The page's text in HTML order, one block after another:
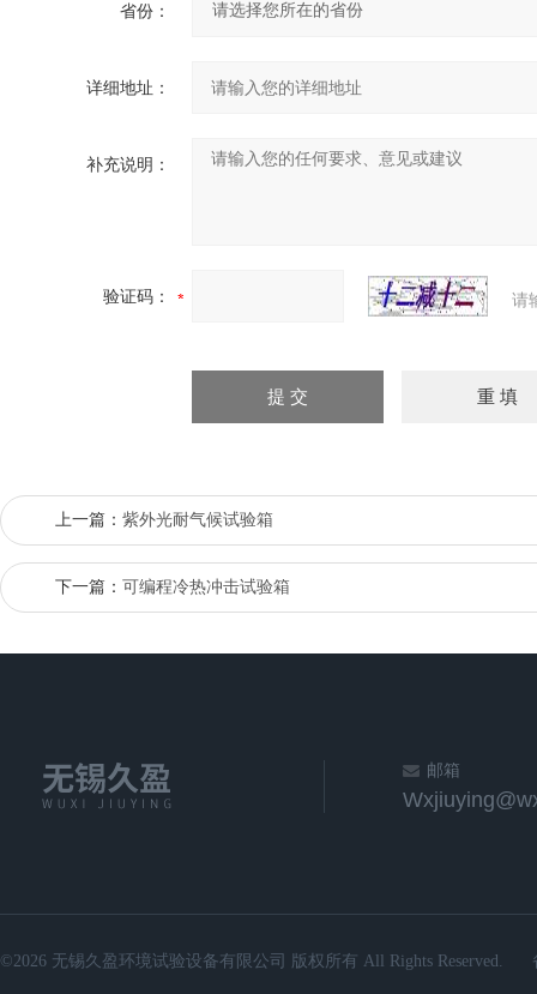
省份：
详细地址：
补充说明：
验证码： 请
上一篇： 紫外光耐气候试验箱
下一篇： 可编程冷热冲击试验箱
邮箱
©2026 无锡久盈环境试验设备有限公司 版权所有 All Rights Reserved.